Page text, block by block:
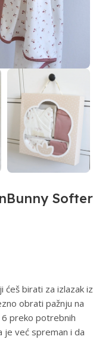
Softer
birati za izlazak iz
obrati pažnju na
6 preko potrebnih
je već spreman i da